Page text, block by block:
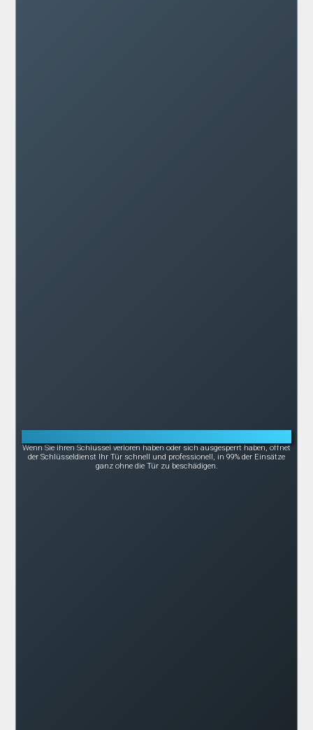
Wenn Sie Ihren Schlüssel verloren haben oder sich ausgesperrt haben, öffnet
der Schlüsseldienst Ihr Tür schnell und professionell, in 99% der Einsätze
ganz ohne die Tür zu beschädigen.